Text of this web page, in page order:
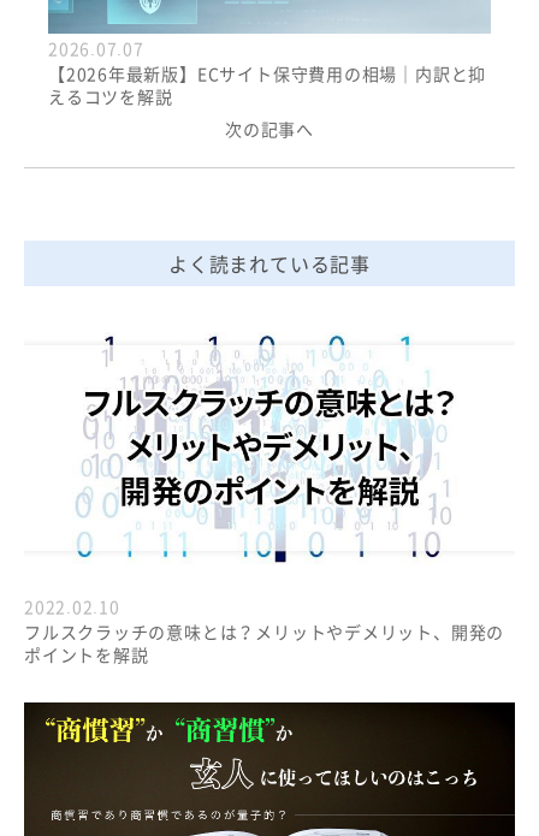
2026.07.07
【2026年最新版】ECサイト保守費用の相場｜内訳と抑
えるコツを解説
次の記事へ
よく読まれている記事
2022.02.10
フルスクラッチの意味とは？メリットやデメリット、開発の
ポイントを解説